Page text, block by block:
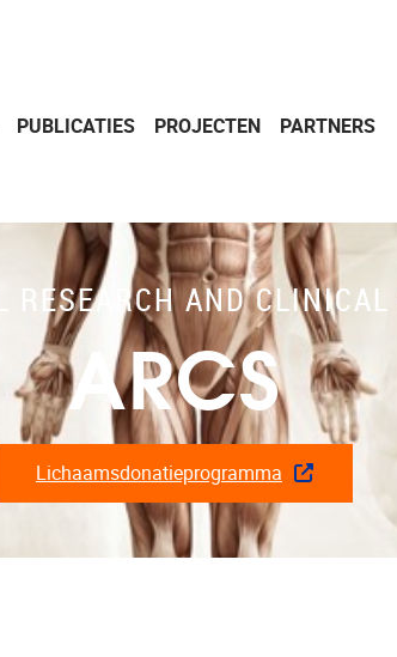
PUBLICATIES PROJECTEN PARTNERS
RESEARCH AND
ARCS
Lichaamsdonatieprogramma